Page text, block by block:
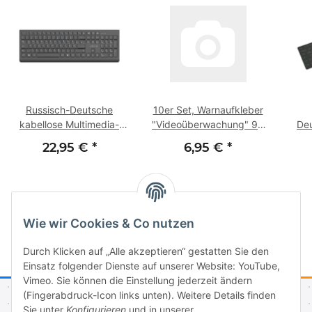
Wie wir Cookies & Co nutzen
Durch Klicken auf „Alle akzeptieren“ gestatten Sie den
Einsatz folgender Dienste auf unserer Website: YouTube,
Vimeo. Sie können die Einstellung jederzeit ändern
(Fingerabdruck-Icon links unten). Weitere Details finden
Russisch-Deutsche
kabellose Multimedia-
Tastatur | LUCER-DR614
22,95 € *
10er Set, Warnaufkleber
"Videoüberwachung" 98
6,95 € *